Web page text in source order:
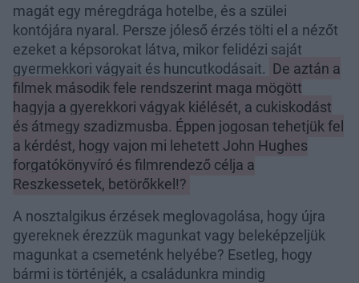
magát egy méregdrága hotelbe, és a szülei
kontójára nyaral. Persze jóleső érzés tölti el a nézőt
ezeket a képsorokat látva, mikor felidézi saját
gyermekkori vágyait és huncutkodásait. De aztán a
filmek második fele rendszerint maga mögött
hagyja a gyerekkori vágyak kiélését, a cukiskodást
és átmegy szadizmusba. Éppen jogosan tehetjük fel
a kérdést, hogy vajon mi lehetett John Hughes
forgatókönyvíró és filmrendező célja a
Reszkessetek, betörőkkel!?
A nosztalgikus érzések meglovagolása, hogy újra
gyereknek érezzük magunkat vagy beleképzeljük
magunkat a csemeténk helyébe? Esetleg, hogy
bármi is történjék, a családunkra mindig